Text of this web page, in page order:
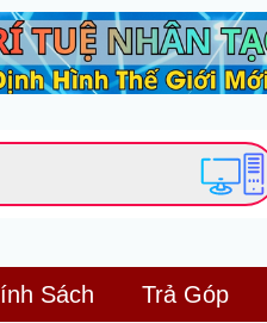
Sách Trả Góp